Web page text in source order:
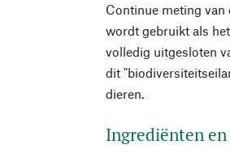
Continue meting
wordt gebruikt als
volledig uitgesloten
dit
dieren.
Ingrediënten